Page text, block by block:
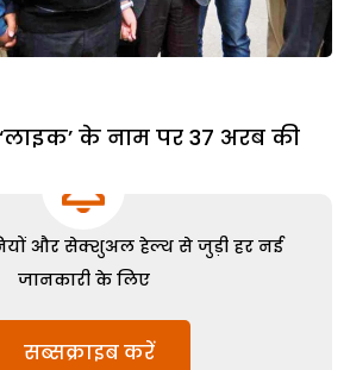
के नाम पर 37 अरब की
और सेक्शुअल हेल्थ से जुड़ी हर नई
जानकारी के लिए
सब्सक्राइब करें